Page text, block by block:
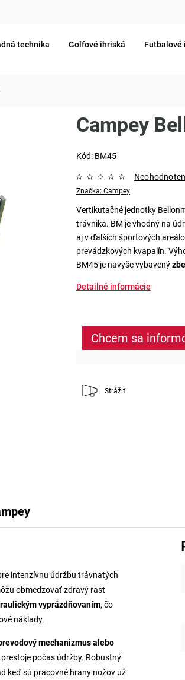
technika Golfové ihriská Futbalové
Campey
Značka:Campey
Kód: BM45
Vertikutačné jednotky
trávnika. BM je vhodný na
aj v ďalších športových
prevádzkových kvapalín.
BM45 je navyše vybavený
Detailné informácie
Chcem sa
Strážiť
intenzívnu údržbu trávnatých
obmedzovať zdravý rast
vyprázdňovaním, čo
náklady.
mechanizmus alebo
počas údržby. Robustný
keď sú pracovné hrany nožov už